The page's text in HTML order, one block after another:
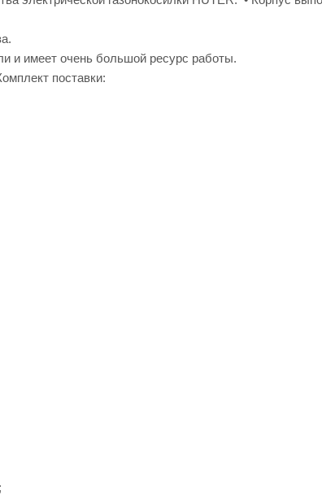
и имеет очень большой ресурс работы.
поставки: